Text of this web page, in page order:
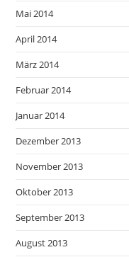
Mai 2014
April 2014
März 2014
Februar 2014
Januar 2014
Dezember 2013
November 2013
Oktober 2013
September 2013
August 2013